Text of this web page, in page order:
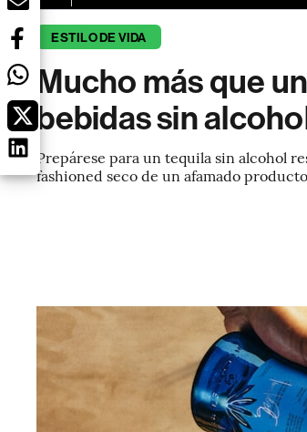
ESTILO DE VIDA
Mucho más que
bebidas sin
Prepárese para un tequila sin alcohol
fashioned seco de un afamado